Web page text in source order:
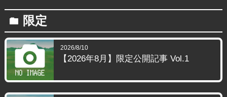
folder 限定
2026/8/10
【2026年8月】限定公開記事 Vol.1